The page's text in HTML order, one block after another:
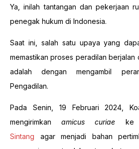
Ya, inilah tantangan dan pekerjaan
penegak hukum di Indonesia.
Saat ini, salah satu upaya yang
memastikan proses peradilan berjalan
adalah dengan mengambil
Pengadilan.
Pada Senin, 19 Februari 2024,
mengirimkanamicus curiae
Sintang agar menjadi bahan